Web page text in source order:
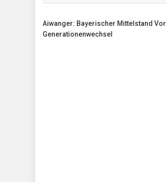
Aiwanger: Bayerischer Mittelstand Vor
Generationenwechsel